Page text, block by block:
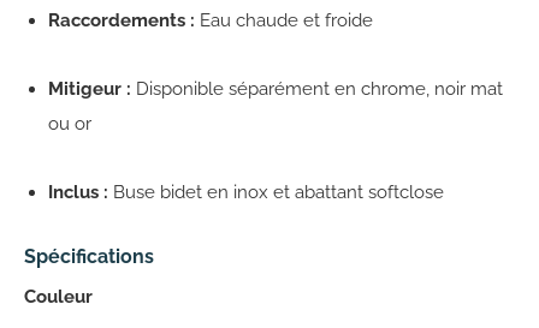
Raccordements : Eau chaude et froide
Mitigeur : Disponible séparément en chrome, noir mat
ou or
Inclus : Buse bidet en inox et abattant softclose
Spécifications
Couleur